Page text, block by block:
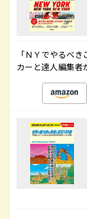
「ＮＹでやるべ
カーと達人編集者